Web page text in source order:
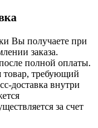
Вы получаете при
заказа.
полной оплаты.
товар, требующий
доставка внутри
за счет